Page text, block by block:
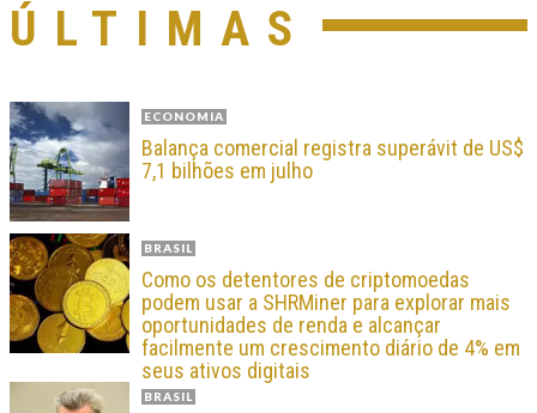
ÚLTIMAS
ECONOMIA
Balança comercial registra superávit de US$
7,1 bilhões em julho
BRASIL
Como os detentores de criptomoedas
podem usar a SHRMiner para explorar mais
oportunidades de renda e alcançar
facilmente um crescimento diário de 4% em
seus ativos digitais
BRASIL